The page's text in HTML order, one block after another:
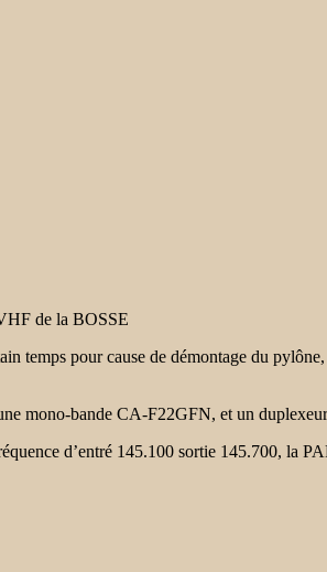
de la BOSSE
temps pour cause de démontage du
mono-bande CA-F22GFN, et un
d’entré 145.100 sortie 145.700, la